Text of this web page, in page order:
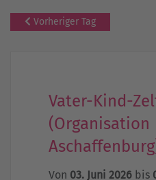
Vorheriger Tag
Vater-Kind-
(Organisation
Von 03. Juni 2026 bis